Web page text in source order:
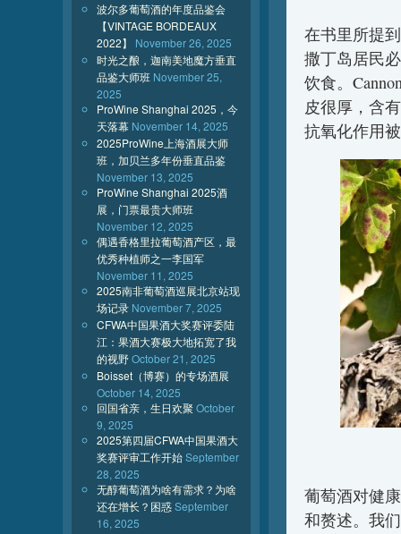
在书里所提
撒丁岛居民
饮食。
皮很厚，含
抗氧化作用
葡萄酒对健
和赘述。我
波尔多葡萄酒的年度品鉴会
【VINTAGE BORDEAUX
2022】
November 26, 2025
时光之酿，迦南美地魔方垂直
品鉴大师班 November 25,
2025
ProWine Shanghai 2025，今
天落幕 November 14, 2025
2025ProWine上海酒展大师
班，加贝兰多年份垂直品鉴
November 13, 2025
ProWine Shanghai 2025酒
展，门票最贵大师班
November 12, 2025
偶遇香格里拉葡萄酒产区，最
优秀种植师之一李国军
November 11, 2025
2025南非葡萄酒巡展北京站现
场记录 November 7, 2025
CFWA中国果酒大奖赛评委陆
江：果酒大赛极大地拓宽了我
的视野October 21, 2025
Boisset（博赛）的专场酒展
October 14, 2025
回国省亲，生日欢聚 October
9, 2025
2025第四届CFWA中国果酒大
奖赛评审工作开始September
28, 2025
无醇葡萄酒为啥有需求？为啥
还在增长？困惑September
16, 2025